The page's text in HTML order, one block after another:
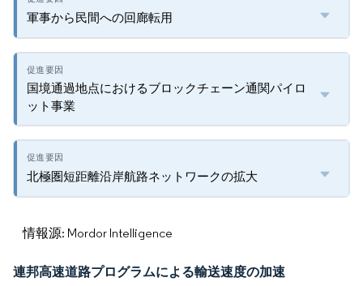
軍事から民間への回廊転用
国境通過地点におけるブロックチェーン通関パイロ
ット事業
北極圏短距離沿岸航路ネットワークの拡大
情報源: Mordor Intelligence
連邦高速道路プログラムによる輸送速度の加速